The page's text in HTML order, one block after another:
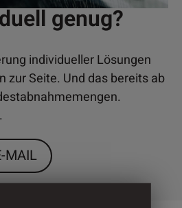
genug?
individueller Lösungen
zur Seite. Und das bereits ab
MAIL